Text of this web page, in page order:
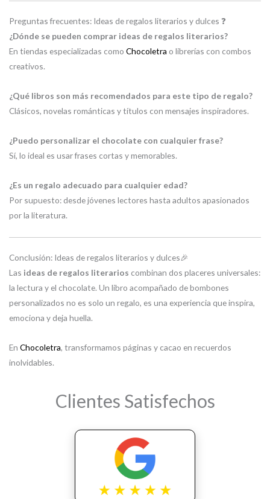
Preguntas frecuentes: Ideas de regalos literarios y dulces ❓
¿Dónde se pueden comprar ideas de regalos literarios?
En tiendas especializadas como Chocoletra o librerías con combos
creativos.
¿Qué libros son más recomendados para este tipo de regalo?
Clásicos, novelas románticas y títulos con mensajes inspiradores.
¿Puedo personalizar el chocolate con cualquier frase?
Sí, lo ideal es usar frases cortas y memorables.
¿Es un regalo adecuado para cualquier edad?
Por supuesto: desde jóvenes lectores hasta adultos apasionados
por la literatura.
Conclusión: Ideas de regalos literarios y dulces🎉
Las ideas de regalos literarios combinan dos placeres universales:
la lectura y el chocolate. Un libro acompañado de bombones
personalizados no es solo un regalo, es una experiencia que inspira,
emociona y deja huella.
En Chocoletra, transformamos páginas y cacao en recuerdos
inolvidables.
Clientes Satisfechos